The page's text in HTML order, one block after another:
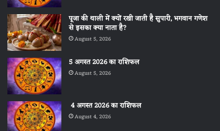
पूजा की थाली में क्यों रखी जाती है सुपारी, भगवान गणेश
से इसका क्या नाता है?
August 5, 2026
5 अगस्त 2026 का राशिफल
August 5, 2026
4 अगस्त 2026 का राशिफल
August 4, 2026